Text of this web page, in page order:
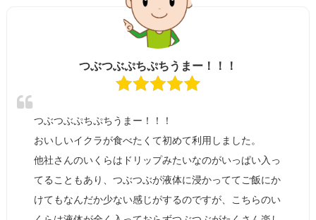
つぶつぶぷちぷちうまー！！！
つぶつぶぷちぷちうまー！！！
おいしいイクラが食べたくて初めて利用しました。
他社さんのいくらはドリップみたいなのがいっぱい入っ
てることもあり、つぶつぶが液体に浸かっててご飯にか
けてもなんだか少ない感じがするのですが、こちらのい